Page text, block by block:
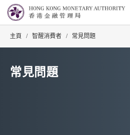
主頁 / 智醒消費者 / 常見問題
常見問題